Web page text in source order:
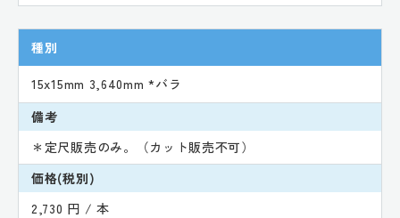
種別
15x15mm 3,640mm *バラ
備考
＊定尺販売のみ。（カット販売不可）
価格(税別)
2,730 円 / 本